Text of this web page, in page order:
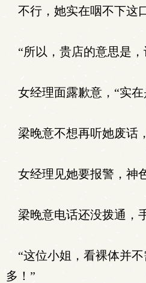
不行，她实在咽不下这
“所以，贵店的意思是，
女经理面露歉意，“实
梁晚意不想再听她废话
女经理见她要报警，神
梁晚意电话还没拨通，
“这位小姐，看裸体并不
多！”